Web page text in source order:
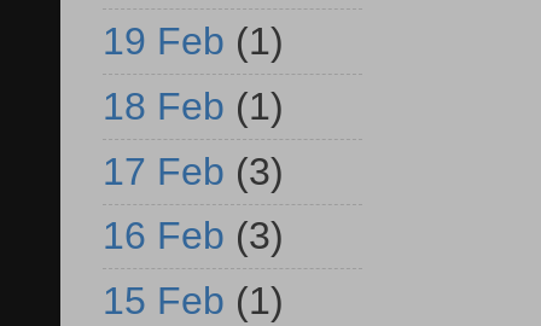
19 Feb (1)
18 Feb (1)
17 Feb (3)
16 Feb (3)
15 Feb (1)